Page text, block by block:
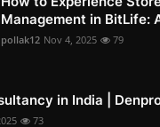
Management in BitLife:
pollak12 Nov 4, 2025 79
in India |
73